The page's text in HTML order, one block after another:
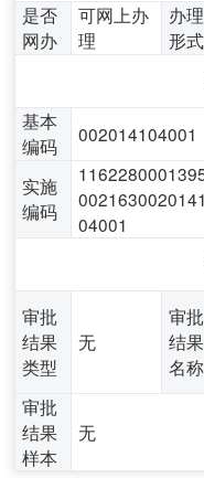
是否
网办
可网上办
理
办理
形式
基本
编码
002014104001
实施
编码
0021630020141
04001
审批
结果
类型
无
审批
结果
名称
审批
结果
样本
无